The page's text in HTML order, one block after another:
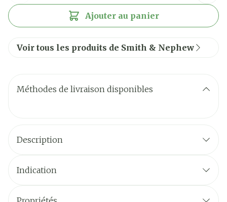
Ajouter au panier
Voir tous les produits de Smith & Nephew
Méthodes de livraison disponibles
Description
Indication